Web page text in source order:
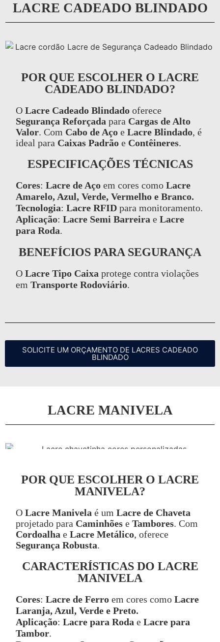
LACRE CADEADO BLINDADO
POR QUE ESCOLHER O LACRE
CADEADO BLINDADO?
O Lacre Cadeado Blindado oferece
Segurança Reforçada para Cargas de Alto
Valor. Com Cabo de Aço e Lacre Blindado, é
ideal para Caixas Padrão e Contêineres.
ESPECIFICAÇÕES TÉCNICAS
Cores: Lacre de Aço em cores como Lacre
Amarelo, Azul, Verde, Vermelho e Branco.
Tecnologia: Lacre RFID para monitoramento.
Aplicação: Lacre Semi Barreira e Lacre
para Roda.
BENEFÍCIOS PARA SEGURANÇA
O Lacre Tipo Caixa protege contra violações
em Transporte Rodoviário.
SOLICITE UM ORÇAMENTO DE LACRES CADEADO
BLINDADO
LACRE MANIVELA
POR QUE ESCOLHER O LACRE
MANIVELA?
O Lacre Manivela é um Lacre de Chaveta
projetado para Caminhões e Tambores. Com
Cordoalha e Lacre Metálico, oferece
Segurança Robusta.
CARACTERÍSTICAS DO LACRE
MANIVELA
Cores: Lacre de Ferro em cores como Lacre
Laranja, Azul, Verde e Preto.
Aplicação: Lacre para Roda e Lacre para
Tambor.